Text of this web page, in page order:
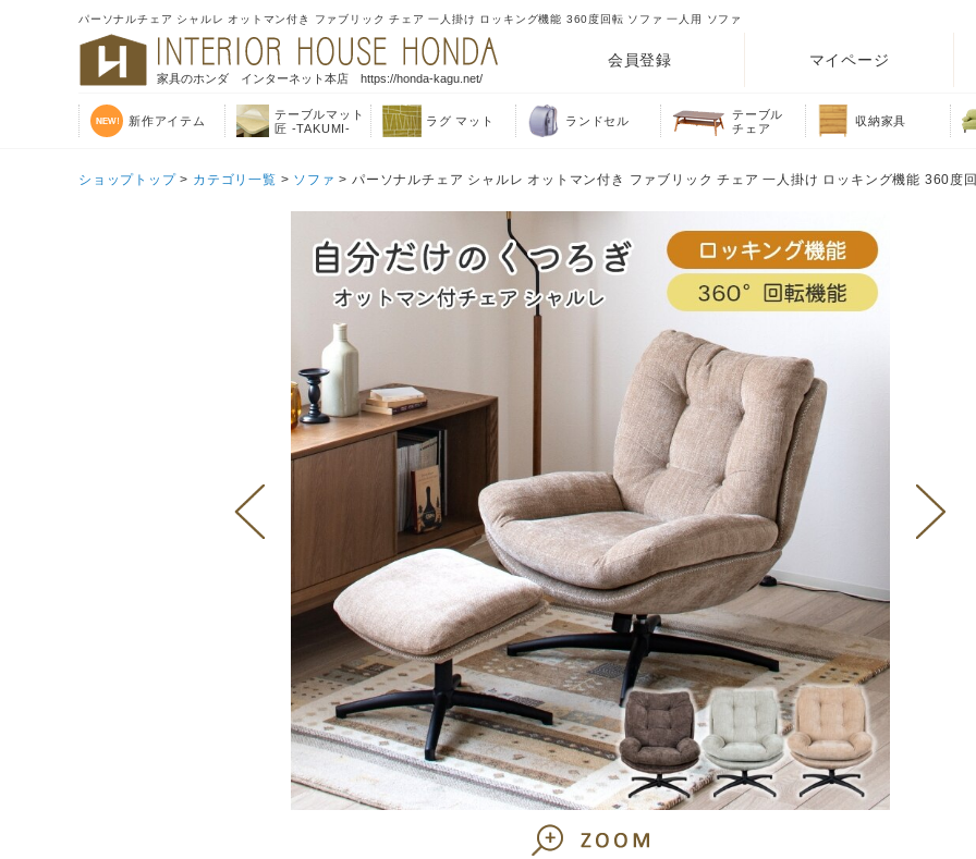
パーソナルチェア シャルレ オットマン付き ファブリック チェア 一人掛け ロッキング機能 360度回転 ソファ 一人用 ソファ
家具のホンダ インターネット本店 https://honda-kagu.net/
会員登録 マイページ
新作アイテム
テーブルマット
匠 -TAKUMI-
ラグ マット ランドセル
テーブル
チェア
収納家具
ショップトップ> カテゴリ一覧 > ソファ > パーソナルチェア シャルレ オットマン付き ファブリック チェア 一人掛け ロッキング機能 360度